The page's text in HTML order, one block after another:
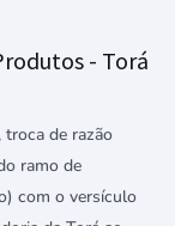
- Torá
troca de razão
ramo de
com o versículo